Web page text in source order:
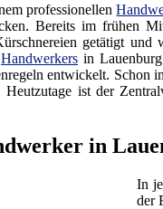
professionellen
Bereits im frühen
getätigt
Handwerkers in
entwickelt.
Heutzutage ist der
in
In
der